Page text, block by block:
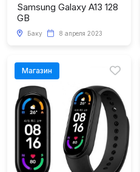
Samsung Galaxy A13 128
GB
Баку 8 апреля 2023
Магазин